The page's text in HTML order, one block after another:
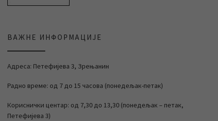
ВАЖНЕ ИНФОРМАЦИЈЕ
Адреса: Петефијева 3, Зрењанин
Радно време: од 7 до 15 часова (понедељак-петак)
Кориснички центар: од 7,30 до 13,30 (понедељак – петак,
Петефијева 3)